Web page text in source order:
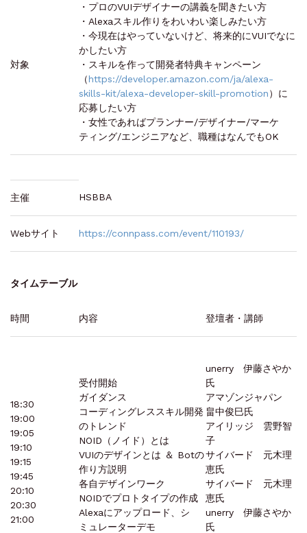
対象
・プロのVUIデザイナーの講義を聞きたい方
・Alexaスキル作りをわいわい楽しみたい方
・今現在はやっていないけど、将来的にVUIでなに
かしたい方
・スキルを作って開発者特典キャンペーン
（https://developer.amazon.com/ja/alexa-
skills-kit/alexa-developer-skill-promotion）に
応募したい方
・女性であればプランナー/デザイナー/マーケ
ティング/エンジニアなど、職種はなんでもOK
主催 HSBBA
Webサイト https://connpass.com/event/110193/
タイムテーブル
時間 内容 登壇者・講師
18:30
19:00
19:05
19:10
19:15
19:45
20:10
20:30
21:00
受付開始
ガイダンス
コーディングレススキル開発
のトレンド
NOID（ノイド）とは
VUIのデザインとは ＆ Botの
作り方説明
各自デザインワーク
NOIDでプロトタイプの作成
Alexaにアップロード、シ
ミュレーターデモ
unerry 伊藤さやか
氏
アマゾンジャパン
畠中俊巳氏
アイリッジ 雲野智
子
サイバード 元木理
恵氏
サイバード 元木理
恵氏
unerry 伊藤さやか
氏